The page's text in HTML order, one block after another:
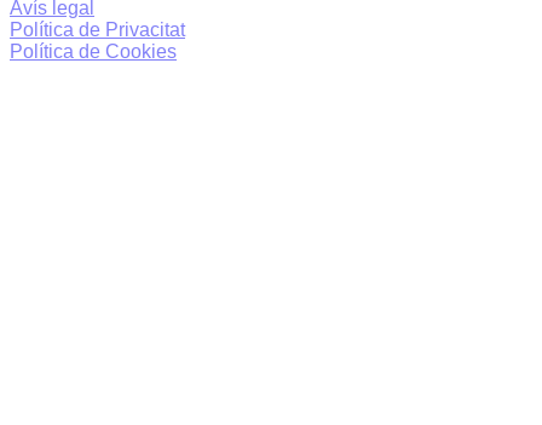
Avís legal
Política de Privacitat
Política de Cookies